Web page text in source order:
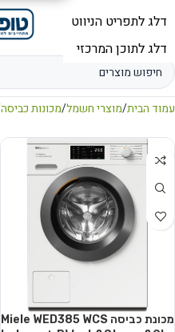
תפריט
עמוד הבית מוצרי חשמל מכונות כביסה
מכונת כביסה Miele WED385 WCS